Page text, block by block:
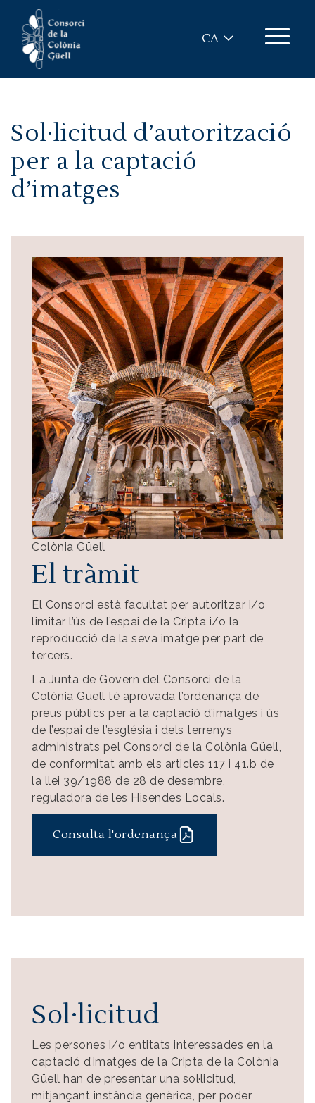
CA
Sol·licitud d’autorització
per a la captació
d’imatges
Imatge
Colònia Güell
El tràmit
El Consorci està facultat per autoritzar i/o
limitar l’ús de l’espai de la Cripta i/o la
reproducció de la seva imatge per part de
tercers.
La Junta de Govern del Consorci de la
Colònia Güell té aprovada l’ordenança de
preus públics per a la captació d’imatges i ús
de l’espai de l’església i dels terrenys
administrats pel Consorci de la Colònia Güell,
de conformitat amb els articles 117 i 41.b de
la llei 39/1988 de 28 de desembre,
reguladora de les Hisendes Locals.
Consulta l'ordenança
Sol·licitud
Les persones i/o entitats interessades en la
captació d’imatges de la Cripta de la Colònia
Güell han de presentar una sol·licitud,
mitjançant instància genèrica, per poder